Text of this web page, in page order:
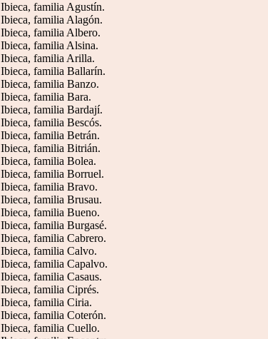
Ibieca, familia Agustín.
Ibieca, familia Alagón.
Ibieca, familia Albero.
Ibieca, familia Alsina.
Ibieca, familia Arilla.
Ibieca, familia Ballarín.
Ibieca, familia Banzo.
Ibieca, familia Bara.
Ibieca, familia Bardají.
Ibieca, familia Bescós.
Ibieca, familia Betrán.
Ibieca, familia Bitrián.
Ibieca, familia Bolea.
Ibieca, familia Borruel.
Ibieca, familia Bravo.
Ibieca, familia Brusau.
Ibieca, familia Bueno.
Ibieca, familia Burgasé.
Ibieca, familia Cabrero.
Ibieca, familia Calvo.
Ibieca, familia Capalvo.
Ibieca, familia Casaus.
Ibieca, familia Ciprés.
Ibieca, familia Ciria.
Ibieca, familia Coterón.
Ibieca, familia Cuello.